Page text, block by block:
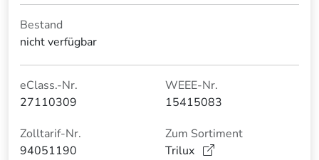
Bestand
nicht verfügbar
eClass.-Nr.
27110309
WEEE-Nr.
15415083
Zolltarif-Nr.
94051190
Zum Sortiment
Trilux